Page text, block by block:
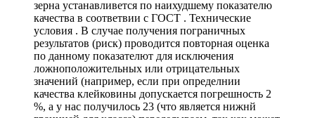
зерна устанавливется по наихудшему показателю
качества в соответвии с ГОСТ . Технические
условия . В случае получения пограничных
результатов (риск) проводится повторная оценка
по данному показателют для исключения
ложноположительных или отрицательных
значений (например, если при определнии
качества клейковины допускается погрешность 2
%, а у нас получилось 23 (что является нижнй